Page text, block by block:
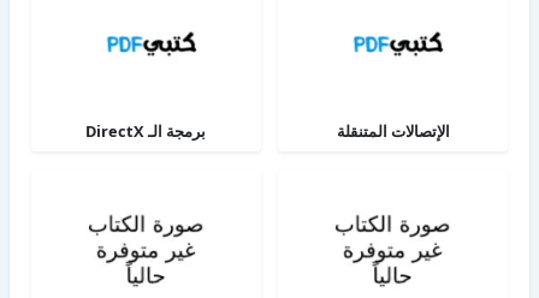
الإتصالات المتنقلة برمجة الـ DirectX